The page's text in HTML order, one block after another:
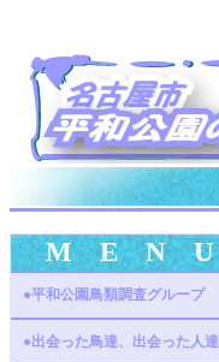
M E N U
●平和公園鳥類調査グループ
●出会った鳥達、出会った人達